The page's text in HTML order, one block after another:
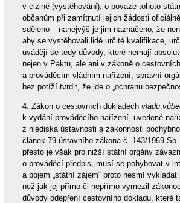
v cizině (vystěhování); o povaze tohoto
občanům při zamítnutí jejich žádosti
sděleno – nanejvýš je jim naznačeno, že
aby se vystěhovali lidé určité kvalifikace,
uvádějí se tedy důvody, které nemají
nejen v Paktu, ale ani v zákoně o
a prováděcím vládním nařízení; správní
bez potíží tvrdit, že jde o „ochranu
4. Zákon o cestovních dokladech vládu
k vydání prováděcího nařízení, uvedené
z hlediska ústavnosti a zákonnosti
článek 79 ústavního zákona č. 143/1969
přesto je však pro nižší státní orgány
o prováděcí předpis, musí se pohybovat v
a pojem „státní zájem“ proto nesmí vykládat
než jak jej přímo či nepřímo vymezil
důvody odepření cestovního dokladu, které